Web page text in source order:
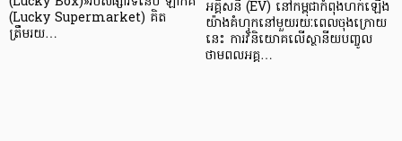
(Lucky Supermarket) គិត
ត្រឹមរយ…
អគ្គិសនី (EV) នៅកម្ពុជាកំពុងហក់ឡើង
យ៉ាងគំហុកនៅមួយរយៈពេលចុងក្រោយ
នេះ ការវិនិយោគលើស្ថានីយបញ្ចូល
ថាមពលអគ្គ…